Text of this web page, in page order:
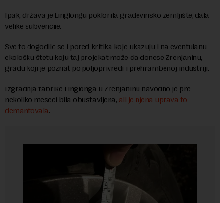
Ipak, država je Linglongu poklonila građevinsko zemljište, dala
velike subvencije.
Sve to dogodilo se i pored kritika koje ukazuju i na eventulanu
ekološku štetu koju taj projekat može da donese Zrenjaninu,
gradu koji je poznat po poljoprivredi i prehrambenoj industriji.
Izgradnja fabrike Linglonga u Zrenjaninu navodno je pre
nekoliko meseci bila obustavljena, ali je njena uprava to
demantovala.